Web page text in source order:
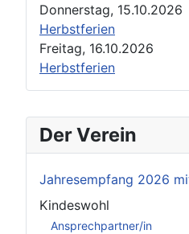
Der Verein
Jahresempfang 2026
Kindeswohl
Ansprechpartner/in
Donnerstag, 15.10.2026
Herbstferien
Freitag, 16.10.2026
Herbstferien